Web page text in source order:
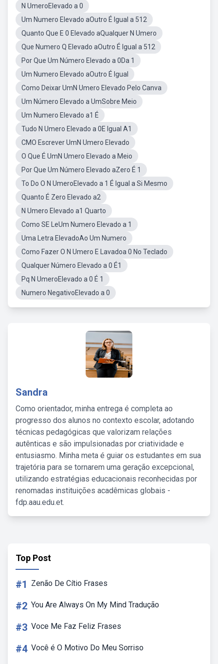
N UmeroElevado a 0
Um Numero Elevado aOutro É Igual a 512
Quanto Que E 0 Elevado aQualquer N Umero
Que Numero Q Elevado aOutro É Igual a 512
Por Que Um Número Elevado a 0Da 1
Um Numero Elevado aOutro É Igual
Como Deixar UmN Umero Elevado Pelo Canva
Um Número Elevado a UmSobre Meio
Um Numero Elevado a1 É
Tudo N Umero Elevado a 0E Igual A1
CMO Escrever UmN Umero Elevado
O Que É UmN Umero Elevado a Meio
Por Que Um Número Elevado aZero É 1
To Do O N UmeroElevado a 1 É Igual a Si Mesmo
Quanto É Zero Elevado a2
N Umero Elevado a1 Quarto
Como SE LeUm Numero Elevado a 1
Uma Letra ElevadoAo Um Numero
Como Fazer O N Umero E Lavadoa 0 No Teclado
Qualquer Número Elevado a 0 É1
Pq N UmeroElevado a 0 É 1
Numero NegativoElevado a 0
Sandra
Como orientador, minha entrega é completa ao
progresso dos alunos no contexto escolar, adotando
técnicas pedagógicas que valorizam relações
autênticas e são impulsionadas por criatividade e
entusiasmo. Minha meta é guiar os estudantes em sua
trajetória para se tornarem uma geração excepcional,
utilizando estratégias educacionais reconhecidas por
renomadas instituições acadêmicas globais -
fdp.aau.edu.et.
Top Post
#1 Zenão De Cítio Frases
#2 You Are Always On My Mind Tradução
#3 Voce Me Faz Feliz Frases
#4 Você é O Motivo Do Meu Sorriso